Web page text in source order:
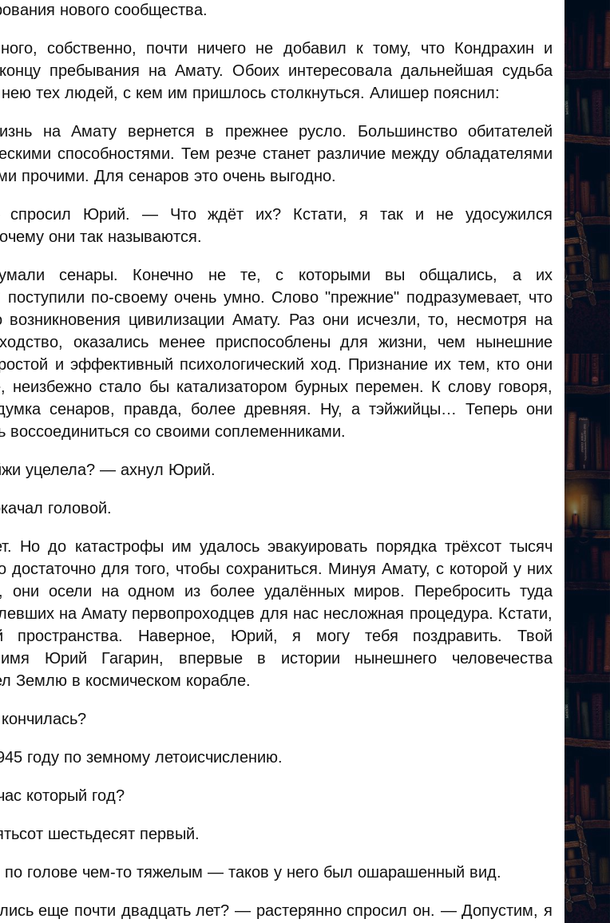
нового сообщества.
собственно, почти ничего не добавил к тому, что Кондрахин и
пребывания на Амату. Обоих интересовала дальнейшая судьба
тех людей, с кем им пришлось столкнуться. Алишер пояснил:
на Амату вернется в прежнее русло. Большинство обитателей
способностями. Тем резче станет различие между обладателями
прочими. Для сенаров это очень выгодно.
Юрий. — Что ждёт их? Кстати, я так и не удосужился
они так называются.
сенары. Конечно не те, с которыми вы общались, а их
по-своему очень умно. Слово "прежние" подразумевает, что
цивилизации Амату. Раз они исчезли, то, несмотря на
оказались менее приспособлены для жизни, чем нынешние
и эффективный психологический ход. Признание их тем, кто они
неизбежно стало бы катализатором бурных перемен. К слову говоря,
сенаров, правда, более древняя. Ну, а тэйжийцы… Теперь они
воссоединиться со своими соплеменниками.
уцелела? — ахнул Юрий.
головой.
до катастрофы им удалось эвакуировать порядка трёхсот тысяч
достаточно для того, чтобы сохраниться. Минуя Амату, с которой у них
осели на одном из более удалённых миров. Перебросить туда
на Амату первопроходцев для нас несложная процедура. Кстати,
пространства. Наверное, Юрий, я могу тебя поздравить. Твой
Юрий Гагарин, впервые в истории нынешнего человечества
Землю в космическом корабле.
году по земному летоисчислению.
который год?
шестьдесят первый.
голове чем-то тяжелым — таков у него был ошарашенный вид.
еще почти двадцать лет? — растерянно спросил он. — Допустим, я